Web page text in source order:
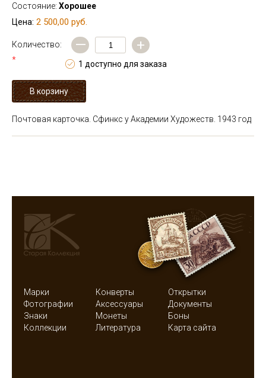
Состояние: Хорошее
Цена: 2 500,00 руб.
Количество:
*
— +
1 доступно для заказа
Почтовая карточка. Сфинкс у Академии Художеств. 1943 год
Марки Конверты
Открытки
Фотографии
Аксессуары
Документы
Знаки
Монеты
Боны
Коллекции
Литература Карта сайта